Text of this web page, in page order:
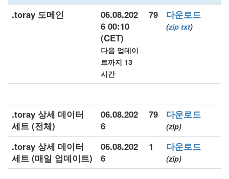
.toray 도메인
06.08.202
6 00:10
(CET)
다음 업데이
트까지 13
시간
79 다운로드
(zip txt)
.toray 상세 데이터
세트 (전체)
06.08.202
6
79 다운로드
(zip)
.toray 상세 데이터
세트 (매일 업데이트)
06.08.202
6
1 다운로드
(zip)